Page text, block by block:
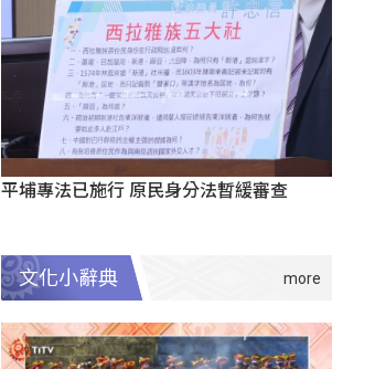
平埔專法已施行 原民身分法暫緩審查
文化小辭典